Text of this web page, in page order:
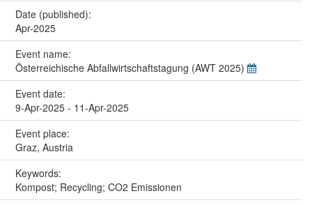
Date (published):
Apr-2025
Event name:
Österreichische Abfallwirtschaftstagung (AWT 2025)
Event date:
9-Apr-2025 - 11-Apr-2025
Event place:
Graz, Austria
Keywords:
Kompost; Recycling; CO2 Emissionen